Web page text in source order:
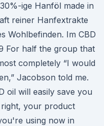
ige Hanföl made in
reiner Hanfextrakte
Wohlbefinden. Im CBD
For half the group that
completely “I would
Jacobson told me.
oil will easily save you
your product
using now in